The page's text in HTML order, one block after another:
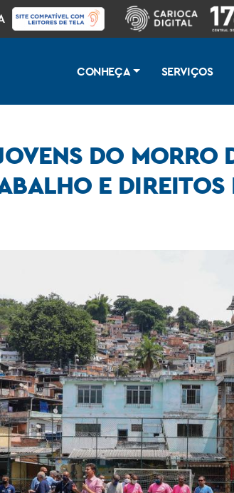
CONHEÇA SERVIÇOS
DO MORRO
E
curso sobre mercado de trabalho e direitos humanos